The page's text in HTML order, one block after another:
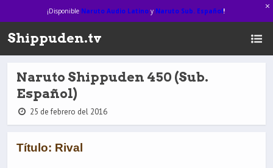
¡Disponible Naruto Audio Latinoy Naruto Sub. Español!
Shippuden.tv
Naruto Shippuden 450 (Sub.
Español)
25 de febrero del 2016
Título: Rival